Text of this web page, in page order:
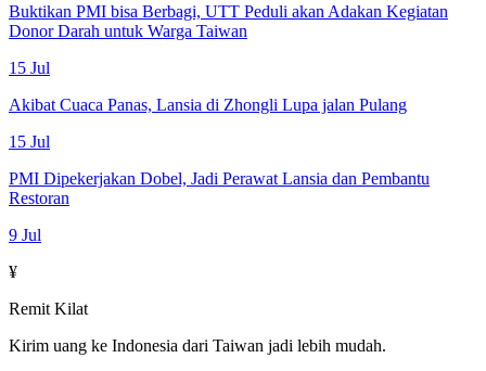
Buktikan PMI bisa Berbagi, UTT Peduli akan Adakan Kegiatan
Donor Darah untuk Warga Taiwan
15 Jul
Akibat Cuaca Panas, Lansia di Zhongli Lupa jalan Pulang
15 Jul
PMI Dipekerjakan Dobel, Jadi Perawat Lansia dan Pembantu
Restoran
9 Jul
¥
Remit Kilat
Kirim uang ke Indonesia dari Taiwan jadi lebih mudah.